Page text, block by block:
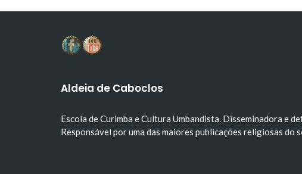
Aldeia de Caboclos
Escola de Curimba e Cultura Umbandista. Disseminadora e
Responsável por uma das maiores publicações religiosas do